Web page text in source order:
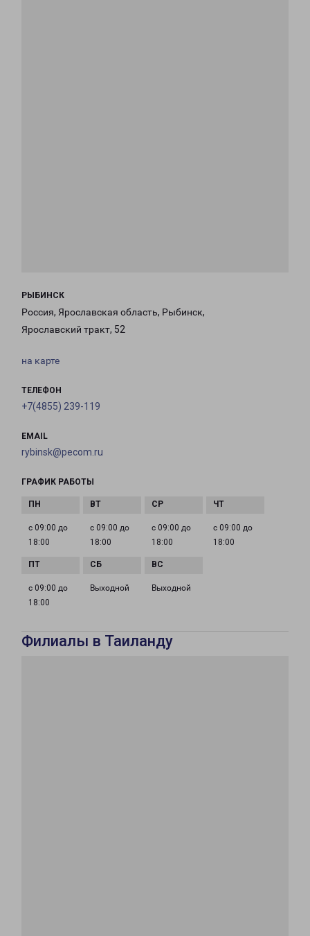
РЫБИНСК
Россия, Ярославская область, Рыбинск,
Ярославский тракт, 52
на карте
ТЕЛЕФОН
+7(4855) 239-119
EMAIL
rybinsk@pecom.ru
ГРАФИК РАБОТЫ
с 09:00 до
18:00
с 09:00 до
18:00
с 09:00 до
18:00
с 09:00 до
18:00
с 09:00 до
18:00
Выходной Выходной
Филиалы в Таиланду